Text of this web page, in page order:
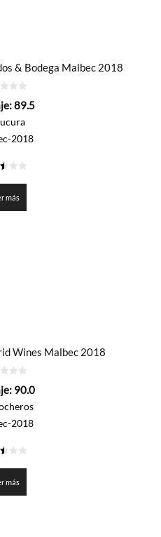
& Bodega Malbec 2018
89.5
2018
más
Wines Malbec 2018
90.0
2018
más